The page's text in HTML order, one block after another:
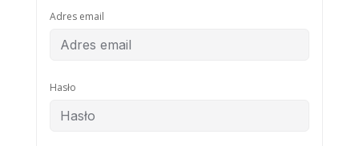
Adres email
Hasło